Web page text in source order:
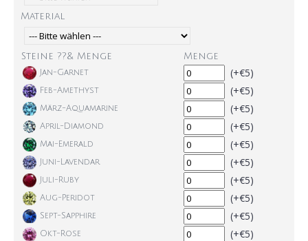
Material
Steine ??& Menge Menge
Jan-Garnet (+€5)
Feb-Amethyst (+€5)
März-Aquamarine (+€5)
April-Diamond (+€5)
Mai-Emerald (+€5)
Juni-Lavendar (+€5)
Juli-Ruby (+€5)
Aug-Peridot (+€5)
Sept-Sapphire (+€5)
Okt-Rose (+€5)